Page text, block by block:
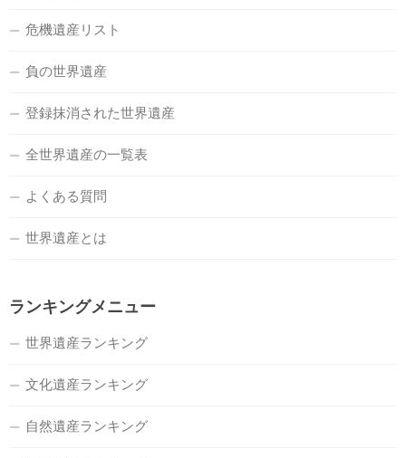
危機遺産リスト
負の世界遺産
登録抹消された世界遺産
全世界遺産の一覧表
よくある質問
世界遺産とは
ランキングメニュー
世界遺産ランキング
文化遺産ランキング
自然遺産ランキング